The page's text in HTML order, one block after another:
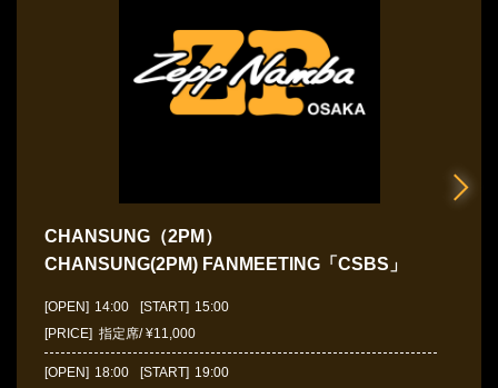
CHANSUNG（2PM）
CHANSUNG(2PM) FANMEETING「CSBS」
[OPEN] 14:00 [START] 15:00
[PRICE] 指定席/ ¥11,000
[OPEN] 18:00 [START] 19:00